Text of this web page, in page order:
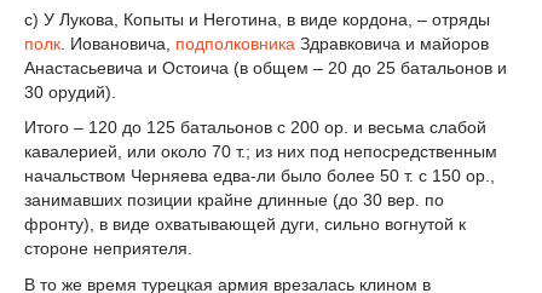
с) У Лукова, Копыты и Неготина, в виде кордона, – отряды
полк . Иовановича, подполковника Здравковича и майоров
Анастасьевича и Остоича (в общем – 20 до 25 батальонов и
30 орудий).
Итого – 120 до 125 батальонов с 200 ор. и весьма слабой
кавалерией, или около 70 т.; из них под непосредственным
начальством Черняева едва-ли было более 50 т. с 150 ор.,
занимавших позиции крайне длинные (до 30 вер. по
фронту), в виде охватывающей дуги, сильно вогнутой к
стороне неприятеля.
В то же время турецкая армия врезалась клином в